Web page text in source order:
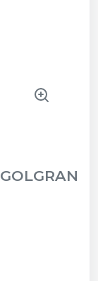
GOLGRAN